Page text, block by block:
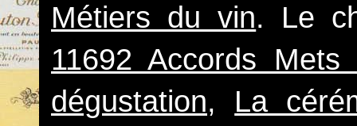
Métiers du vin. Le
11692 Accords
dégustation, La